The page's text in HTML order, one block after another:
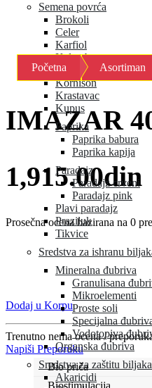
Semena povrća
Brokoli
Celer
Karfiol
Keleraba
Kelj i kelj pupčar
Kornison
Krastavac
Kupus
Paprika
Paprika babura
Paprika kapija
Paradajz
Paradajz crveni
Paradajz pink
Plavi paradajz
Praziluk
Tikvice
Sredstva za ishranu
Mineralna đubriva
Granulisana
Mikroelementi
Proste soli
Specijalna
Vodotopiva
Organska đubriva
Sredstva za zaštitu biljaka
Akaricidi
Početna Asortiman
IMAZAR
1,915.00din
Prosečna ocena bazirana na 0
Dodaj u Korpu
Trenutno nema ocena /
Napiši Preporuku
Bio priča